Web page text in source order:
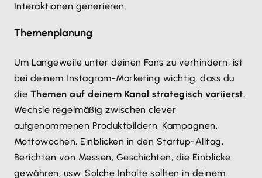
Interaktionen generieren.
Themenplanung
Um Langeweile unter deinen Fans zu verhindern, ist
bei deinem Instagram-Marketing wichtig, dass du
die Themen auf deinem Kanal strategisch variierst.
Wechsle regelmäßig zwischen clever
aufgenommenen Produktbildern, Kampagnen,
Mottowochen, Einblicken in den Startup-Alltag,
Berichten von Messen, Geschichten, die Einblicke
gewähren, usw. Solche Inhalte sollten in deinem